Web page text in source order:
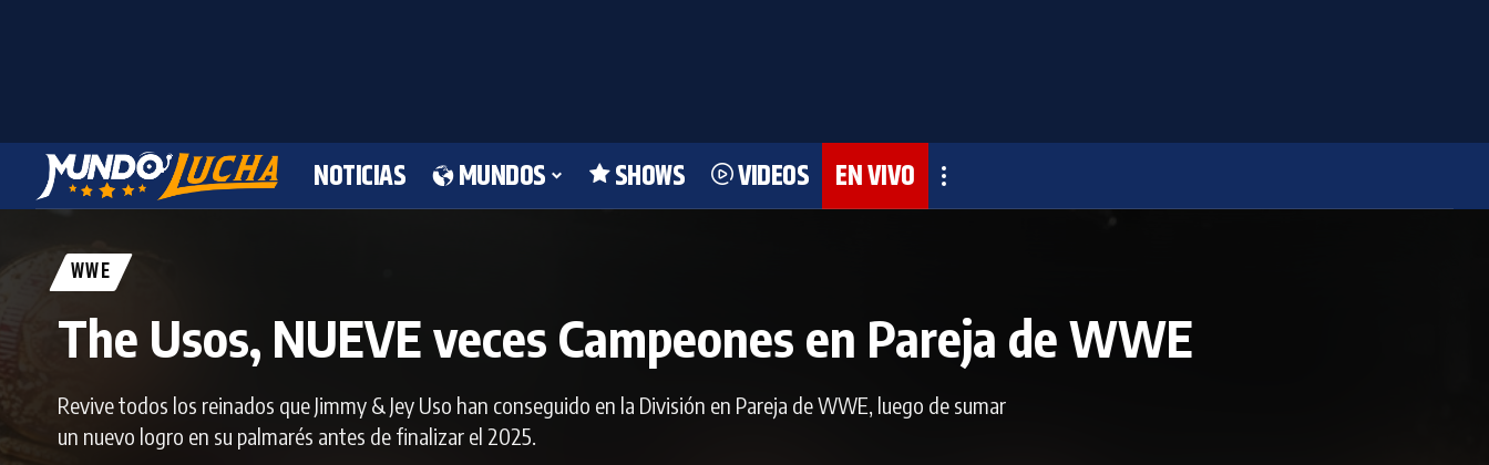
NOTICIAS MUNDOS SHOWS VIDEOS EN VIVO
WWE
The Usos, NUEVE veces Campeones en Pareja de WWE
Revive todos los reinados que Jimmy & Jey Uso han conseguido en la División en Pareja de WWE, luego de sumar
un nuevo logro en su palmarés antes de finalizar el 2025.